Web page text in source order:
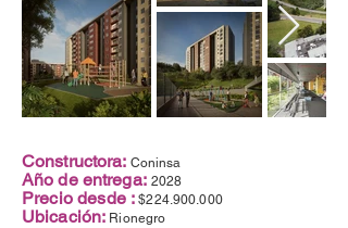
Constructora: Coninsa
Año de entrega: 2028
Precio desde : $224.900.000
Ubicación: Rionegro